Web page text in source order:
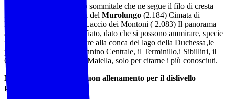
Si prosegue per il sentiero sommitale che ne segue il filo di cresta
fino a raggiungere la vetta del Murolungo (2.184) Cimata di
Macchia Triste (2.090) e Laccio dei Montoni ( 2.083) Il panorama
aereo è veramente mozzafiato, dato che si possono ammirare, specie
in una giornata di sole, oltre alla conca del lago della Duchessa,le
principali cime dell’Appennino Centrale, il Terminillo,i Sibillini, il
Gran Sasso, il Velino e la Maiella, solo per citarne i più conosciuti.
NOTA: È richiesto un buon allenamento per il dislivello
previsto.